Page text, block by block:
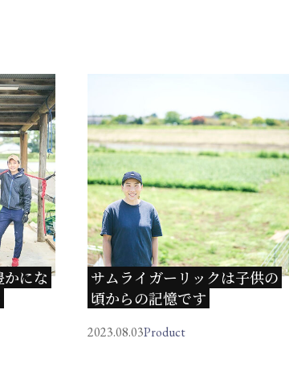
にな
サムライガーリックは子供の
頃からの記憶です
2023.08.03Product